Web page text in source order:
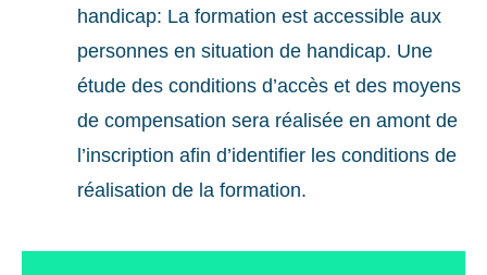
handicap: La formation est accessible aux
personnes en situation de handicap. Une
étude des conditions d’accès et des moyens
de compensation sera réalisée en amont de
l’inscription afin d’identifier les conditions de
réalisation de la formation.